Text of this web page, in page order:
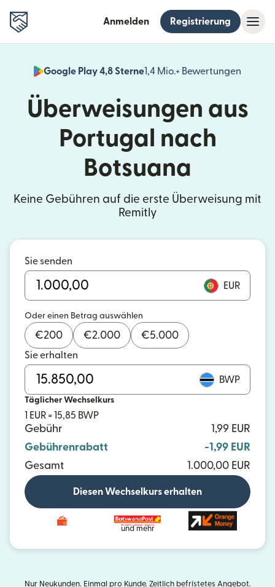
Anmelden Registrierung
Google Play 4,8 Sterne1,4 Mio.+ Bewertungen
Überweisungen aus
Portugal nach
Botsuana
Keine Gebühren auf die erste Überweisung mit
Remitly
Sie senden
EUR
Oder einen Betrag auswählen
€200 €2.000 €5.000
Sie erhalten
BWP
Täglicher Wechselkurs
1 EUR = 15,85 BWP
Gebühr
1,99 EUR
Gebührenrabatt
-1,99 EUR
Gesamt
1.000,00 EUR
Diesen Wechselkurs erhalten
und mehr
Nur Neukunden. Einmal pro Kunde. Zeitlich befristetes Angebot.